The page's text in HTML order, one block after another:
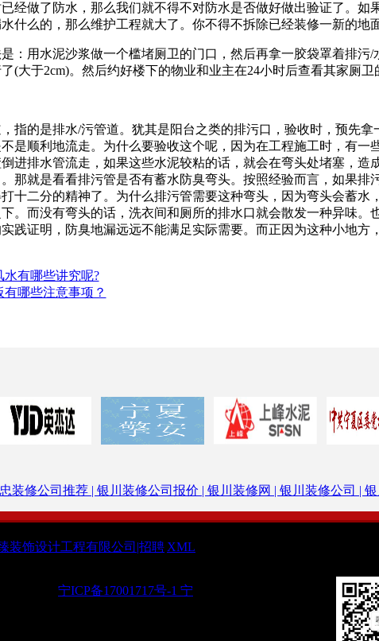
经做了防水，那么我们就不得不对防水是否做好做出验证了。如
什么的，那么维护工程就大了。你不得不拆除已经装修一新的地
：用水泥沙浆做一个槛堵厕卫的门口，然后再拿一胶袋罩着排污/
(大于2cm)。然后约好楼下的物业和业主在24小时后查看其家厕卫
的是排水/污管道。犹其是阳台之类的排污口，验收时，预先拿
是顺利地流走。为什么要验收这个呢，因为在工程施工时，有一
进排水管流走，如果这些水泥较粘的话，就会在弯头处堵塞，造
那就是看看排污管是否有蓄水防臭弯头。按照经验而言，如果排
十二分的精神了。为什么排污管需要这种弯头，因为弯头会蓄水
。而没有弯头的话，洗衣间和厕所的排水口就会散发一种异味。
践证明，防臭地漏远远不能满足实际需要。而正因为这种小地方
水有哪些讲究呢?
有哪些注意事项？
装修公司推荐 | 银川装修公司报价 | 银川装修网 | 银川装修公司 |
装饰设计工程有限公司|招聘 XML
宁ICP备17001717号-1 宁